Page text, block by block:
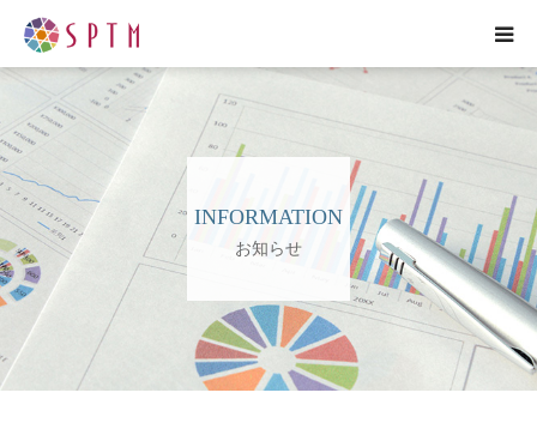
INFORMATION
お知らせ
HOME
企業紹介
研究紹介
事業紹介
プレスリリース